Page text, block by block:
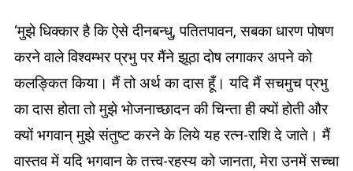
‘मुझे धिक्कार है कि ऐसे दीनबन्धु, पतितपावन, सबका धारण पोषण
करने वाले विश्वम्भर प्रभु पर मैंने झूठा दोष लगाकर अपने को
कलङ्कित किया। मैं तो अर्थ का दास हूँ। यदि मैं सचमुच प्रभु
का दास होता तो मुझे भोजनाच्छादन की चिन्ता ही क्यों होती और
क्यों भगवान् मुझे संतुष्ट करने के लिये यह रत्न-राशि दे जाते। मैं
वास्तव में यदि भगवान के तत्त्व-रहस्य को जानता, मेरा उनमें सच्चा